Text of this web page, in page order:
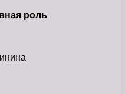
роль